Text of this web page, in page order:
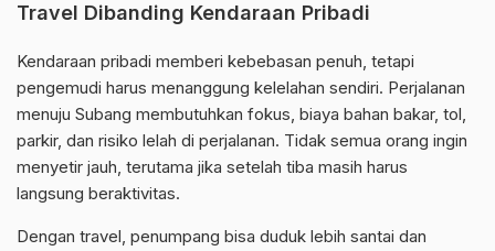
Travel Dibanding Kendaraan Pribadi
Kendaraan pribadi memberi kebebasan penuh, tetapi
pengemudi harus menanggung kelelahan sendiri. Perjalanan
menuju Subang membutuhkan fokus, biaya bahan bakar, tol,
parkir, dan risiko lelah di perjalanan. Tidak semua orang ingin
menyetir jauh, terutama jika setelah tiba masih harus
langsung beraktivitas.
Dengan travel, penumpang bisa duduk lebih santai dan